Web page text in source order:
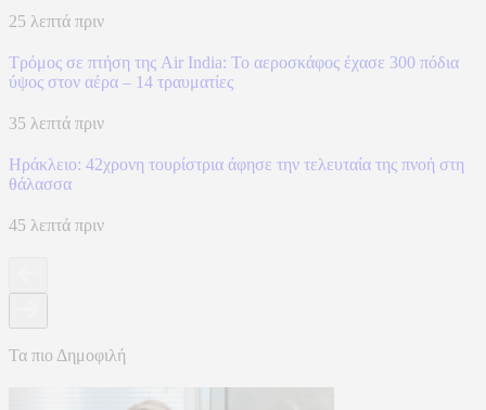
25 λεπτά πριν
Τρόμος σε πτήση της Air India: Το αεροσκάφος έχασε 300 πόδια
ύψος στον αέρα – 14 τραυματίες
35 λεπτά πριν
Ηράκλειο: 42χρονη τουρίστρια άφησε την τελευταία της πνοή στη
θάλασσα
45 λεπτά πριν
Τα πιο Δημοφιλή